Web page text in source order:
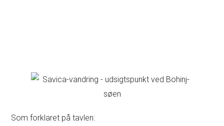
Som forklaret på tavlen: